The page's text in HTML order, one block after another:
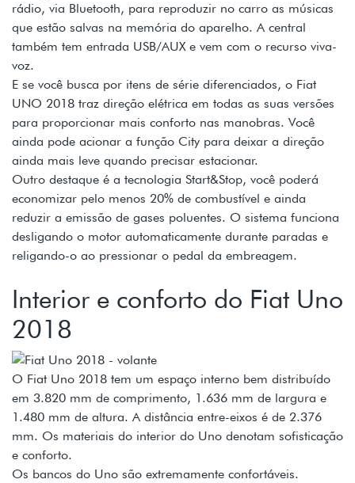
rádio, via Bluetooth, para reproduzir no carro as músicas
que estão salvas na memória do aparelho. A central
também tem entrada USB/AUX e vem com o recurso viva-
voz.
E se você busca por itens de série diferenciados, o Fiat
UNO 2018 traz direção elétrica em todas as suas versões
para proporcionar mais conforto nas manobras. Você
ainda pode acionar a função City para deixar a direção
ainda mais leve quando precisar estacionar.
Outro destaque é a tecnologia Start&Stop, você poderá
economizar pelo menos 20% de combustível e ainda
reduzir a emissão de gases poluentes. O sistema funciona
desligando o motor automaticamente durante paradas e
religando-o ao pressionar o pedal da embreagem.
Interior e conforto do Fiat Uno
2018
O Fiat Uno 2018 tem um espaço interno bem distribuído
em 3.820 mm de comprimento, 1.636 mm de largura e
1.480 mm de altura. A distância entre-eixos é de 2.376
mm. Os materiais do interior do Uno denotam sofisticação
e conforto.
Os bancos do Uno são extremamente confortáveis.